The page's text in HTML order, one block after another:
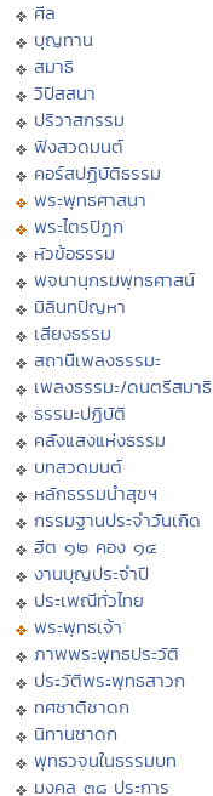
ศีล
บุญทาน
สมาธิ
วิปัสสนา
ปริวาสกรรม
ฟังสวดมนต์
คอร์สปฏิบัติธรรม
พระพุทธศาสนา
พระไตรปิฏก
หัวข้อธรรม
พจนานุกรมพุทธศาสน์
มิลินทปัญหา
เสียงธรรม
สถานีเพลงธรรมะ
เพลงธรรมะ/ดนตรีสมาธิ
ธรรมะปฏิบัติ
คลังแสงแห่งธรรม
บทสวดมนต์
หลักธรรมนำสุขฯ
กรรมฐานประจำวันเกิด
ฮีต ๑๒ คอง ๑๔
งานบุญประจำปี
ประเพณีทั่วไทย
พระพุทธเจ้า
ภาพพระพุทธประวัติ
ประวัติพระพุทธสาวก
ทศชาติชาดก
นิทานชาดก
พุทธวจนในธรรมบท
มงคล ๓๘ ประการ